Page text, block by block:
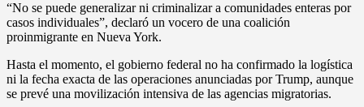
“No se puede generalizar ni criminalizar a comunidades enteras por
casos individuales”, declaró un vocero de una coalición
proinmigrante en Nueva York.
Hasta el momento, el gobierno federal no ha confirmado la logística
ni la fecha exacta de las operaciones anunciadas por Trump, aunque
se prevé una movilización intensiva de las agencias migratorias.